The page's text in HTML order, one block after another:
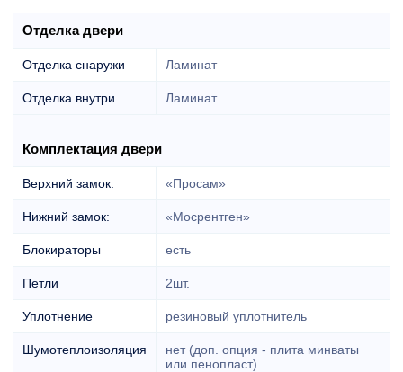
Отделка двери
Отделка снаружи Ламинат
Отделка внутри Ламинат
Комплектация двери
Верхний замок: «Просам»
Нижний замок: «Мосрентген»
Блокираторы есть
Петли 2шт.
Уплотнение резиновый уплотнитель
Шумотеплоизоляция
нет (доп. опция - плита минваты
или пенопласт)